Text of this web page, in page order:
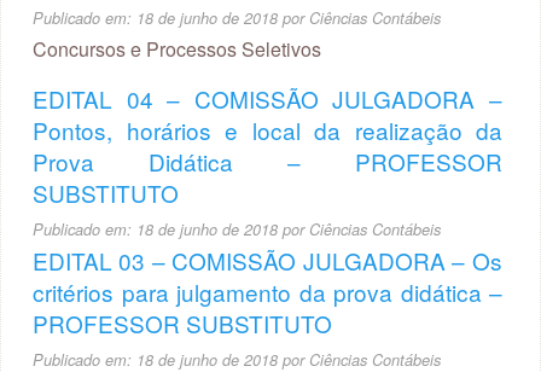
Publicado em: 18 de junho de 2018 porCiências Contábeis
Concursos e Processos Seletivos
EDITAL 04 – COMISSÃO JULGADORA –
Pontos, horários e local da realização da
Prova Didática – PROFESSOR
SUBSTITUTO
Publicado em: 18 de junho de 2018 porCiências Contábeis
EDITAL 03 – COMISSÃO JULGADORA – Os
critérios para julgamento da prova didática –
PROFESSOR SUBSTITUTO
Publicado em: 18 de junho de 2018 porCiências Contábeis